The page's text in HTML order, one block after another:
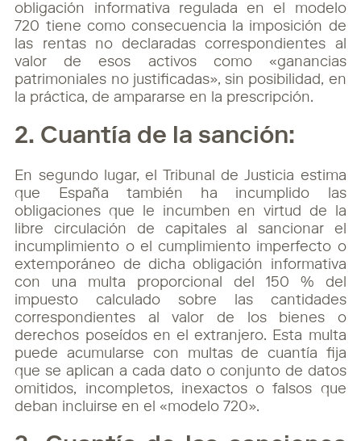
obligación informativa regulada en el modelo
720 tiene como consecuencia la imposición de
las rentas no declaradas correspondientes al
valor de esos activos como «ganancias
patrimoniales no justificadas», sin posibilidad, en
la práctica, de ampararse en la prescripción.
2. Cuantía de la sanción:
En segundo lugar, el Tribunal de Justicia estima
que España también ha incumplido las
obligaciones que le incumben en virtud de la
libre circulación de capitales al sancionar el
incumplimiento o el cumplimiento imperfecto o
extemporáneo de dicha obligación informativa
con una multa proporcional del 150 % del
impuesto calculado sobre las cantidades
correspondientes al valor de los bienes o
derechos poseídos en el extranjero. Esta multa
puede acumularse con multas de cuantía fija
que se aplican a cada dato o conjunto de datos
omitidos, incompletos, inexactos o falsos que
deban incluirse en el «modelo 720».